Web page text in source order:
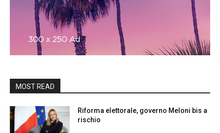
MOST READ
Riforma elettorale, governo Meloni bis a
rischio